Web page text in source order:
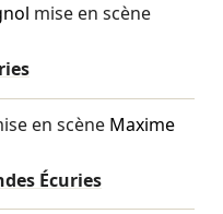
mise en scène
en scène Maxime
Écuries